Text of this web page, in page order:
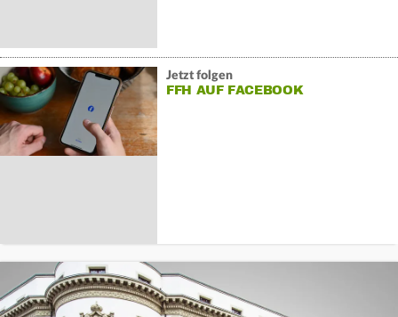
Jetzt folgen
FFH AUF FACEBOOK